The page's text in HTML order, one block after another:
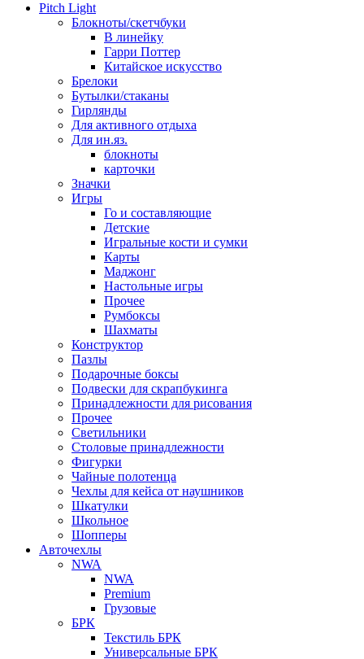
Pitch Light
Блокноты/скетчбуки
В линейку
Гарри Поттер
Китайское искусство
Брелоки
Бутылки/стаканы
Гирлянды
Для активного отдыха
Для ин.яз.
блокноты
карточки
Значки
Игры
Го и составляющие
Детские
Игральные кости и сумки
Карты
Маджонг
Настольные игры
Прочее
Румбоксы
Шахматы
Конструктор
Пазлы
Подарочные боксы
Подвески для скрапбукинга
Принадлежности для рисования
Прочее
Светильники
Столовые принадлежности
Фигурки
Чайные полотенца
Чехлы для кейса от наушников
Шкатулки
Школьное
Шопперы
Авточехлы
NWA
NWA
Premium
Грузовые
БРК
Текстиль БРК
Универсальные БРК